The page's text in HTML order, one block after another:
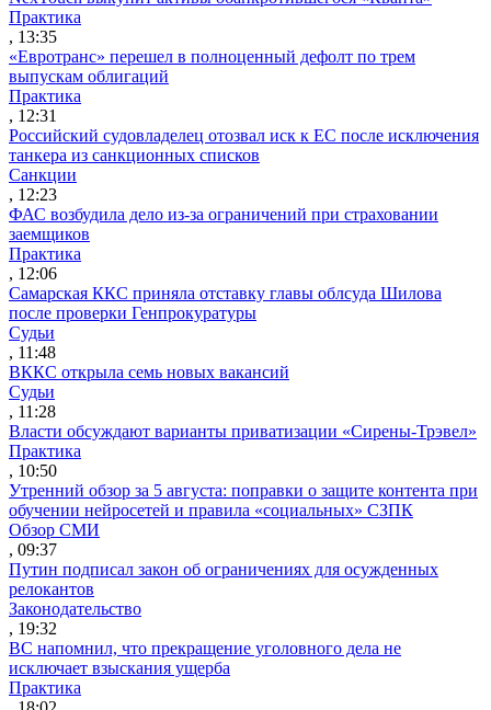
Практика
, 13:35
«Евротранс» перешел в полноценный дефолт по трем
выпускам облигаций
Практика
, 12:31
Российский судовладелец отозвал иск к ЕС после исключения
танкера из санкционных списков
Санкции
, 12:23
ФАС возбудила дело из-за ограничений при страховании
заемщиков
Практика
, 12:06
Самарская ККС приняла отставку главы облсуда Шилова
после проверки Генпрокуратуры
Судьи
, 11:48
ВККС открыла семь новых вакансий
Судьи
, 11:28
Власти обсуждают варианты приватизации «Сирены-Трэвел»
Практика
, 10:50
Утренний обзор за 5 августа: поправки о защите контента при
обучении нейросетей и правила «социальных» СЗПК
Обзор СМИ
, 09:37
Путин подписал закон об ограничениях для осужденных
релокантов
Законодательство
, 19:32
ВС напомнил, что прекращение уголовного дела не
исключает взыскания ущерба
Практика